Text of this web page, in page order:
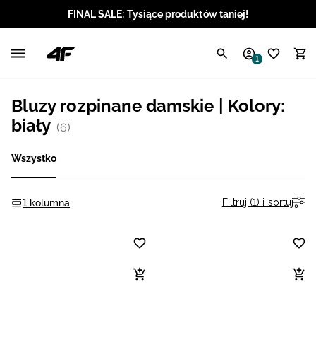
FINAL SALE: Tysiące produktów taniej!
1
Bluzy rozpinane damskie | Kolory:
biały (6)
Wszystko
1 kolumna Filtruj (1) i sortuj
Angielski / USD